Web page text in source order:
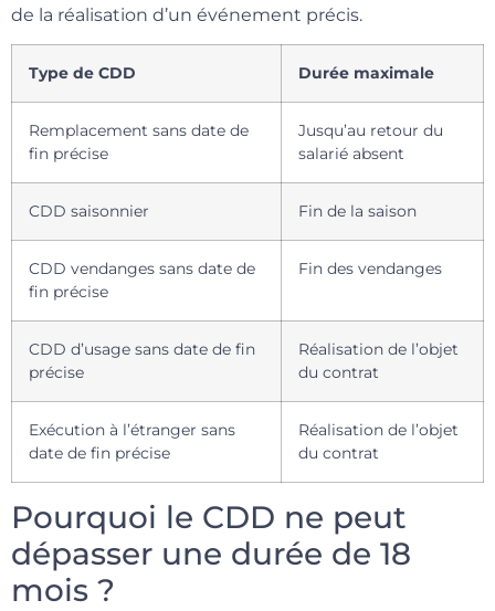
de la réalisation d’un événement précis.
Type de CDD Durée maximale
Remplacement sans date de
fin précise
Jusqu’au retour du
salarié absent
CDD saisonnier Fin de la saison
CDD vendanges sans date de
fin précise
Fin des vendanges
CDD d’usage sans date de fin
précise
Réalisation de l’objet
du contrat
Exécution à l’étranger sans
date de fin précise
Réalisation de l’objet
du contrat
Pourquoi le CDD ne peut
dépasser une durée de 18
mois ?